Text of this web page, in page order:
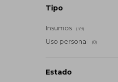
Tipo
Insumos (49)
Uso personal (8)
Estado